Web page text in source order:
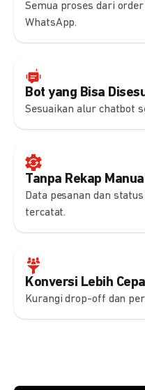
Semua proses dari
WhatsApp.
Bot yang Bisa
Sesuaikan alur chatbot
Tanpa Rekap
Data pesanan dan
tercatat.
Konversi Lebih
Kurangi drop-off dan